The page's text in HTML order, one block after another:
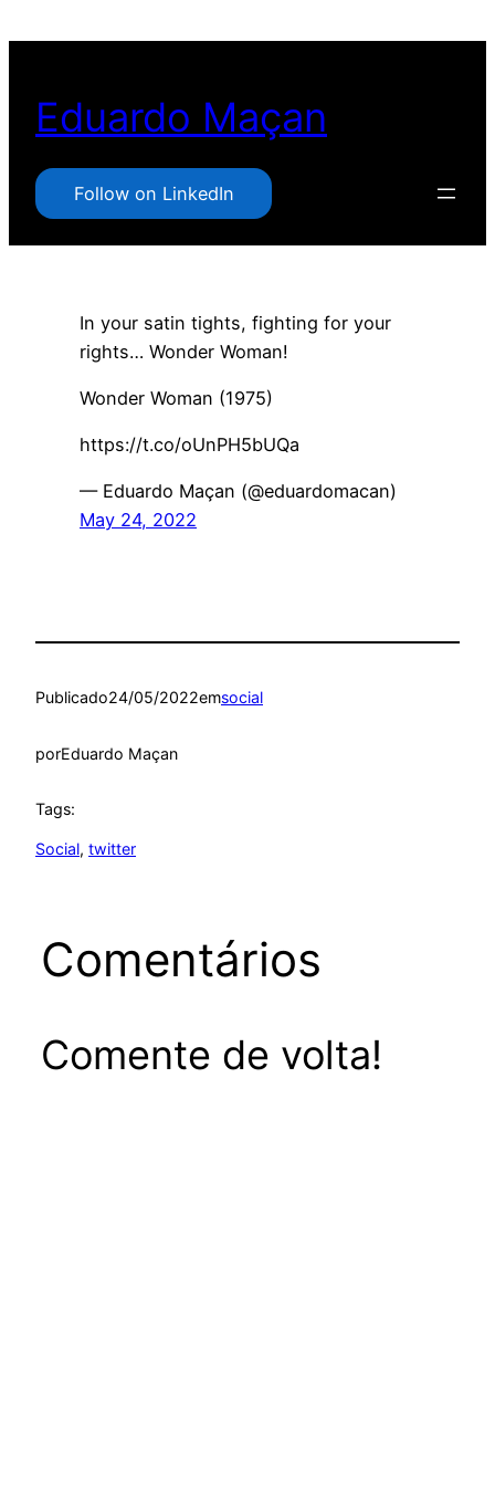
conteúdo
Eduardo Maçan
Follow on LinkedIn
In your satin tights, fighting for your
rights… Wonder Woman!
Wonder Woman (1975)
https://t.co/oUnPH5bUQa
— Eduardo Maçan (@eduardomacan)
May 24, 2022
Publicado24/05/2022emsocial
porEduardo Maçan
Tags:
Social, twitter
Comentários
Comente de volta!